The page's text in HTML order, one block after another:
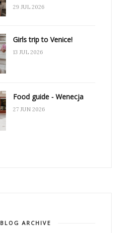
29 JUL 2026
Girls trip to Venice!
13 JUL 2026
Food guide - Wenecja
27 JUN 2026
BLOG ARCHIVE